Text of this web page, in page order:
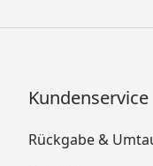
Kundenservice
Rückgabe &